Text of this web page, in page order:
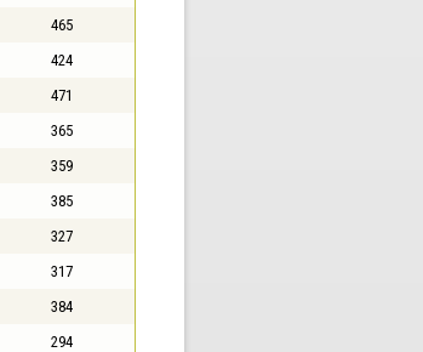
465
424
471
365
359
385
327
317
384
294